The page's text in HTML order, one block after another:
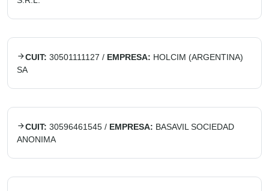
CUIT: 30501111127 / EMPRESA: HOLCIM (ARGENTINA)
SA
CUIT: 30596461545 / EMPRESA: BASAVIL SOCIEDAD
ANONIMA